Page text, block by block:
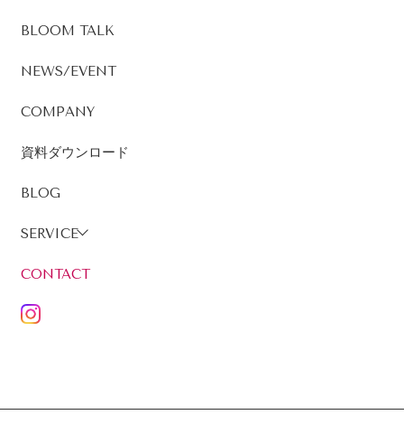
BLOOM TALK
NEWS/EVENT
COMPANY
資料ダウンロード
BLOG
SERVICE
CONTACT